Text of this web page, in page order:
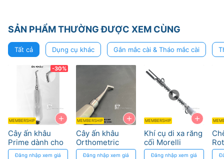
SẢN PHẨM THƯỜNG ĐƯỢC XEM CÙNG
Tất cả Dụng cụ khác Gắn mắc cài & Tháo mắc cài
+
-30%
MEMBERSHIP
Cây ấn khâu
Prime dành cho
nha khoa - Khả
Đăng nhập xem giá
+
MEMBERSHIP
Cây ấn khâu
Orthometric
Đăng nhập xem giá
+
MEMBERSHIP
Khí cụ di xa răng
cối Morelli
Đăng nhập xem giá
on